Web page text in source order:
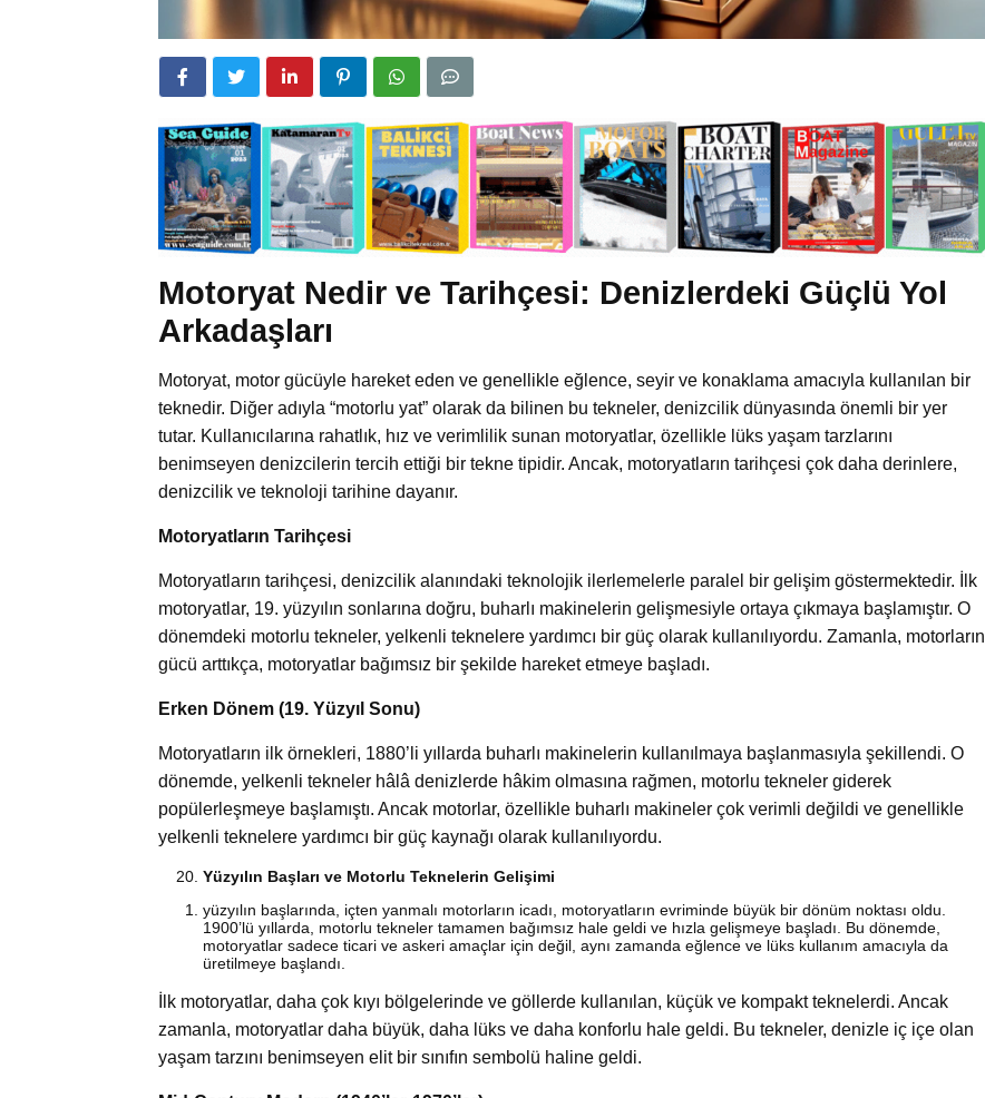
Motoryat Nedir ve Tarihçesi: Denizlerdeki Güçlü Yol
Arkadaşları
Motoryat, motor gücüyle hareket eden ve genellikle eğlence, seyir ve konaklama amacıyla kullanılan bir
teknedir. Diğer adıyla “motorlu yat” olarak da bilinen bu tekneler, denizcilik dünyasında önemli bir yer
tutar. Kullanıcılarına rahatlık, hız ve verimlilik sunan motoryatlar, özellikle lüks yaşam tarzlarını
benimseyen denizcilerin tercih ettiği bir tekne tipidir. Ancak, motoryatların tarihçesi çok daha derinlere,
denizcilik ve teknoloji tarihine dayanır.
Motoryatların Tarihçesi
Motoryatların tarihçesi, denizcilik alanındaki teknolojik ilerlemelerle paralel bir gelişim göstermektedir. İlk
motoryatlar, 19. yüzyılın sonlarına doğru, buharlı makinelerin gelişmesiyle ortaya çıkmaya başlamıştır. O
dönemdeki motorlu tekneler, yelkenli teknelere yardımcı bir güç olarak kullanılıyordu. Zamanla, motorların
gücü arttıkça, motoryatlar bağımsız bir şekilde hareket etmeye başladı.
Erken Dönem (19. Yüzyıl Sonu)
Motoryatların ilk örnekleri, 1880’li yıllarda buharlı makinelerin kullanılmaya başlanmasıyla şekillendi. O
dönemde, yelkenli tekneler hâlâ denizlerde hâkim olmasına rağmen, motorlu tekneler giderek
popülerleşmeye başlamıştı. Ancak motorlar, özellikle buharlı makineler çok verimli değildi ve genellikle
yelkenli teknelere yardımcı bir güç kaynağı olarak kullanılıyordu.
Yüzyılın Başları ve Motorlu Teknelerin Gelişimi
yüzyılın başlarında, içten yanmalı motorların icadı, motoryatların evriminde büyük bir dönüm noktası oldu.
1900’lü yıllarda, motorlu tekneler tamamen bağımsız hale geldi ve hızla gelişmeye başladı. Bu dönemde,
motoryatlar sadece ticari ve askeri amaçlar için değil, aynı zamanda eğlence ve lüks kullanım amacıyla da
üretilmeye başlandı.
İlk motoryatlar, daha çok kıyı bölgelerinde ve göllerde kullanılan, küçük ve kompakt teknelerdi. Ancak
zamanla, motoryatlar daha büyük, daha lüks ve daha konforlu hale geldi. Bu tekneler, denizle iç içe olan
yaşam tarzını benimseyen elit bir sınıfın sembolü haline geldi.